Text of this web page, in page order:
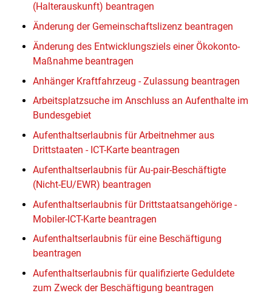
(Halterauskunft) beantragen
Änderung der Gemeinschaftslizenz beantragen
Änderung des Entwicklungsziels einer Ökokonto-
Maßnahme beantragen
Anhänger Kraftfahrzeug - Zulassung beantragen
Arbeitsplatzsuche im Anschluss an Aufenthalte im
Bundesgebiet
Aufenthaltserlaubnis für Arbeitnehmer aus
Drittstaaten - ICT-Karte beantragen
Aufenthaltserlaubnis für Au-pair-Beschäftigte
(Nicht-EU/EWR) beantragen
Aufenthaltserlaubnis für Drittstaatsangehörige -
Mobiler-ICT-Karte beantragen
Aufenthaltserlaubnis für eine Beschäftigung
beantragen
Aufenthaltserlaubnis für qualifizierte Geduldete
zum Zweck der Beschäftigung beantragen